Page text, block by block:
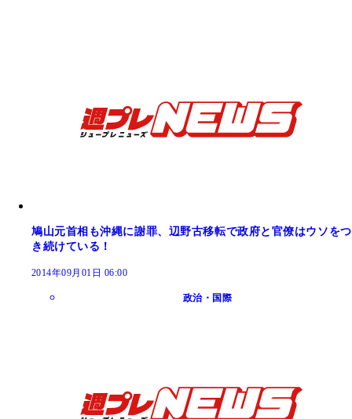
鳩山元首相も沖縄に謝罪、辺野古移転で政府と官僚はウソをつ
き続けている！
2014年09月01日 06:00
政治・国際